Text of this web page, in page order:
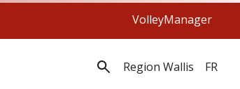
VolleyManager
Region Wallis FR